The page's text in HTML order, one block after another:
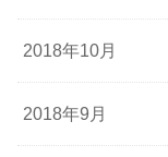
2018年10月
2018年9月